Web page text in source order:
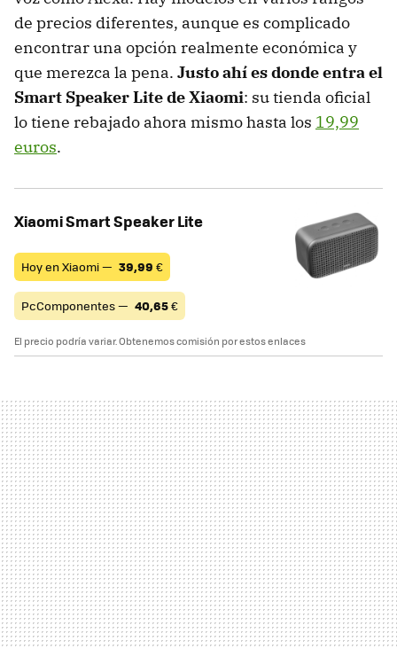
de precios diferentes, aunque es complicado
encontrar una opción realmente económica y
que merezca la pena. Justo ahí es donde entra el
Smart Speaker Lite de Xiaomi: su tienda oficial
lo tiene rebajado ahora mismo hasta los 19,99
euros.
Xiaomi Smart Speaker Lite
Hoy en Xiaomi — 39,99 €
PcComponentes — 40,65€
El precio podría variar. Obtenemos comisión por estos enlaces